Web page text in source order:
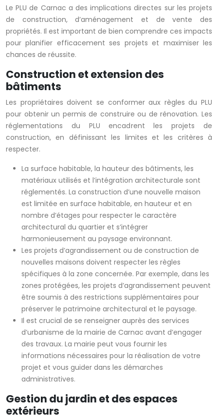
Le PLU de Carnac a des implications directes sur les projets
de construction, d’aménagement et de vente des
propriétés. Il est important de bien comprendre ces impacts
pour planifier efficacement ses projets et maximiser les
chances de réussite.
Construction et extension des
bâtiments
Les propriétaires doivent se conformer aux règles du PLU
pour obtenir un permis de construire ou de rénovation. Les
réglementations du PLU encadrent les projets de
construction, en définissant les limites et les critères à
respecter.
La surface habitable, la hauteur des bâtiments, les
matériaux utilisés et l’intégration architecturale sont
réglementés. La construction d’une nouvelle maison
est limitée en surface habitable, en hauteur et en
nombre d’étages pour respecter le caractère
architectural du quartier et s’intégrer
harmonieusement au paysage environnant.
Les projets d’agrandissement ou de construction de
nouvelles maisons doivent respecter les règles
spécifiques à la zone concernée. Par exemple, dans les
zones protégées, les projets d’agrandissement peuvent
être soumis à des restrictions supplémentaires pour
préserver le patrimoine architectural et le paysage.
Il est crucial de se renseigner auprès des services
d’urbanisme de la mairie de Carnac avant d’engager
des travaux. La mairie peut vous fournir les
informations nécessaires pour la réalisation de votre
projet et vous guider dans les démarches
administratives.
Gestion du jardin et des espaces
extérieurs